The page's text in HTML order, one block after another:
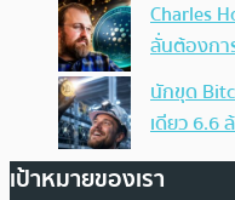
Charles
ลั่นต้องกา
นักขุด
เดียว 6.6
เป้าหมายของเรา